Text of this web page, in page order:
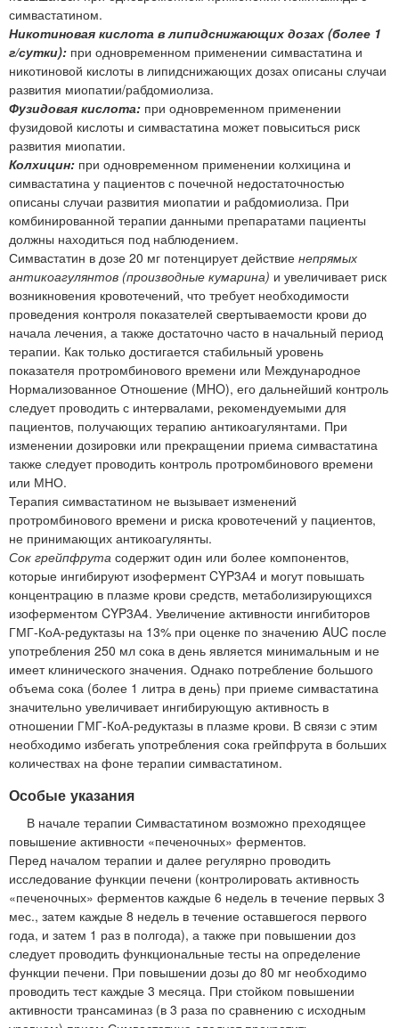
симвастатином.
Никотиновая кислота в липидснижающих дозах (более 1
г/сутки): при одновременном применении симвастатина и
никотиновой кислоты в липидснижающих дозах описаны случаи
развития миопатии/рабдомиолиза.
Фузидовая кислота: при одновременном применении
фузидовой кислоты и симвастатина может повыситься риск
развития миопатии.
Колхицин: при одновременном применении колхицина и
симвастатина у пациентов с почечной недостаточностью
описаны случаи развития миопатии и рабдомиолиза. При
комбинированной терапии данными препаратами пациенты
должны находиться под наблюдением.
Симвастатин в дозе 20 мг потенцирует действие непрямых
антикоагулянтов (производные кумарина) и увеличивает риск
возникновения кровотечений, что требует необходимости
проведения контроля показателей свертываемости крови до
начала лечения, а также достаточно часто в начальный период
терапии. Как только достигается стабильный уровень
показателя протромбинового времени или Международное
Нормализованное Отношение (MHO), его дальнейший контроль
следует проводить с интервалами, рекомендуемыми для
пациентов, получающих терапию антикоагулянтами. При
изменении дозировки или прекращении приема симвастатина
также следует проводить контроль протромбинового времени
или МНО.
Терапия симвастатином не вызывает изменений
протромбинового времени и риска кровотечений у пациентов,
не принимающих антикоагулянты.
Сок грейпфрута содержит один или более компонентов,
которые ингибируют изофермент CYP3А4 и могут повышать
концентрацию в плазме крови средств, метаболизирующихся
изоферментом CYP3А4. Увеличение активности ингибиторов
ГМГ-КоА-редуктазы на 13% при оценке по значению AUC после
употребления 250 мл сока в день является минимальным и не
имеет клинического значения. Однако потребление большого
объема сока (более 1 литра в день) при приеме симвастатина
значительно увеличивает ингибирующую активность в
отношении ГМГ-КоА-редуктазы в плазме крови. В связи с этим
необходимо избегать употребления сока грейпфрута в больших
количествах на фоне терапии симвастатином.
Особые указания
В начале терапии Симвастатином возможно преходящее
повышение активности «печеночных» ферментов.
Перед началом терапии и далее регулярно проводить
исследование функции печени (контролировать активность
«печеночных» ферментов каждые 6 недель в течение первых 3
мес., затем каждые 8 недель в течение оставшегося первого
года, и затем 1 раз в полгода), а также при повышении доз
следует проводить функциональные тесты на определение
функции печени. При повышении дозы до 80 мг необходимо
проводить тест каждые 3 месяца. При стойком повышении
активности трансаминаз (в 3 раза по сравнению с исходным